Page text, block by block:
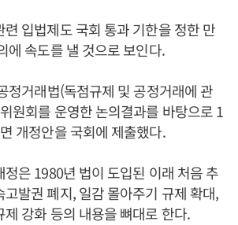
입법제도 국회 통과 기한을 정한 만
에 속도를 낼 것으로 보인다.
정거래법(독점규제 및 공정거래에 관
원회를 운영한 논의결과를 바탕으로 1
개정안을 국회에 제출했다.
은 1980년 법이 도입된 이래 처음 추
발권 폐지, 일감 몰아주기 규제 확대,
강화 등의 내용을 뼈대로 한다.